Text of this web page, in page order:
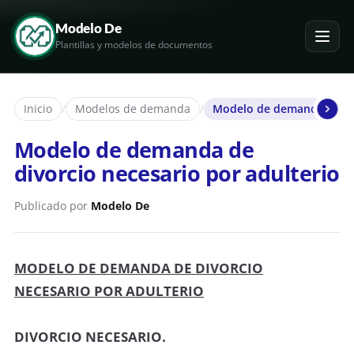
Modelo De
Plantillas y modelos de documentos
Inicio / Modelos de demanda / Modelo de demanda de
Modelo de demanda de
divorcio necesario por adulterio
Publicado por Modelo De
MODELO DE DEMANDA DE DIVORCIO
NECESARIO POR ADULTERIO
DIVORCIO NECESARIO.